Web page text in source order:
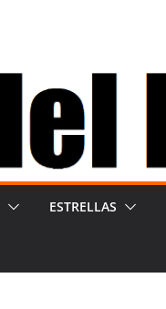
ESTRELLAS